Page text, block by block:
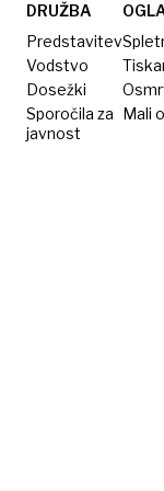
DRUŽBA
Predstavitev
Vodstvo
Dosežki
Sporočila za
javnost
Mali